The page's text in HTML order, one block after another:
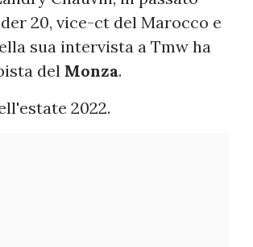
20, vice-ct del Marocco e
sua intervista a Tmw ha
del Monza.
2022.